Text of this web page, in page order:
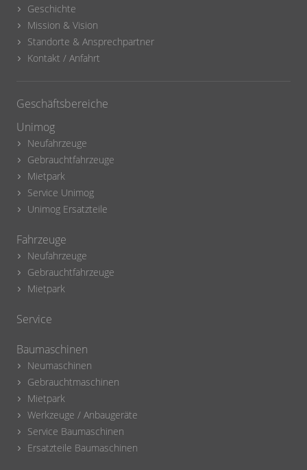
Geschichte
Mission & Vision
Standorte & Ansprechpartner
Kontakt / Anfahrt
Geschäftsbereiche
Unimog
Neufahrzeuge
Gebrauchtfahrzeuge
Mietpark
Service Unimog
Unimog Ersatzteile
Fahrzeuge
Neufahrzeuge
Gebrauchtfahrzeuge
Mietpark
Service
Baumaschinen
Neumaschinen
Gebrauchtmaschinen
Mietpark
Werkzeuge / Anbaugeräte
Service Baumaschinen
Ersatzteile Baumaschinen